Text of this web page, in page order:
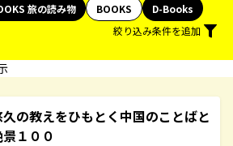
旅の読み物 BOOKS
D-Books
絞り込み条件を追加
の教えをひもとく中国のことばと
１００